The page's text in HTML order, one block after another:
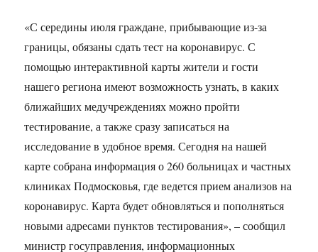
«С середины июля граждане, прибывающие из-за
границы, обязаны сдать тест на коронавирус. С
помощью интерактивной карты жители и гости
нашего региона имеют возможность узнать, в каких
ближайших медучреждениях можно пройти
тестирование, а также сразу записаться на
исследование в удобное время. Сегодня на нашей
карте собрана информация о 260 больницах и частных
клиниках Подмосковья, где ведется прием анализов на
коронавирус. Карта будет обновляться и пополняться
новыми адресами пунктов тестирования», – сообщил
министр госуправления, информационных